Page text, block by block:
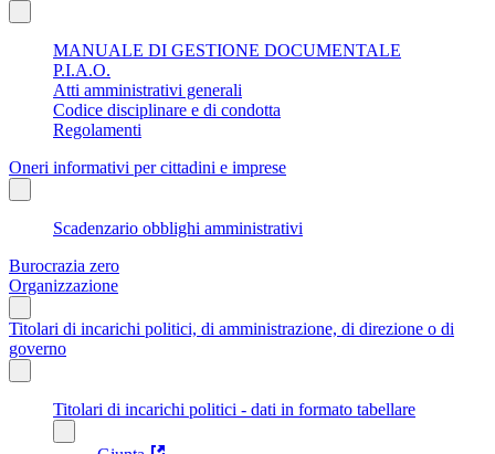
MANUALE DI GESTIONE DOCUMENTALE
P.I.A.O.
Atti amministrativi generali
Codice disciplinare e di condotta
Regolamenti
Oneri informativi per cittadini e imprese
Scadenzario obblighi amministrativi
Burocrazia zero
Organizzazione
Titolari di incarichi politici, di amministrazione, di direzione o di
governo
Titolari di incarichi politici - dati in formato tabellare